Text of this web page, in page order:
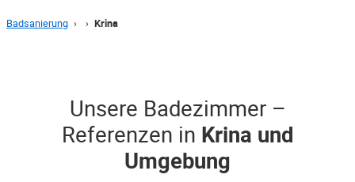
Badsanierung › › Krina
Unsere Badezimmer –
Referenzen in Krina und
Umgebung